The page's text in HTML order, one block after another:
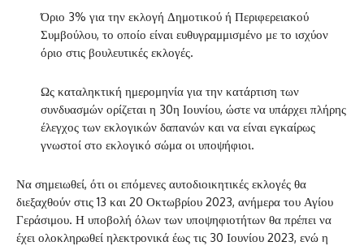
Όριο 3% για την εκλογή Δημοτικού ή Περιφερειακού
Συμβούλου, το οποίο είναι ευθυγραμμισμένο με το ισχύον
όριο στις βουλευτικές εκλογές.
Ως καταληκτική ημερομηνία για την κατάρτιση των
συνδυασμών ορίζεται η 30η Ιουνίου, ώστε να υπάρχει πλήρης
έλεγχος των εκλογικών δαπανών και να είναι εγκαίρως
γνωστοί στο εκλογικό σώμα οι υποψήφιοι.
Να σημειωθεί, ότι οι επόμενες αυτοδιοικητικές εκλογές θα
διεξαχθούν στις 13 και 20 Οκτωβρίου 2023, ανήμερα του Αγίου
Γεράσιμου. Η υποβολή όλων των υποψηφιοτήτων θα πρέπει να
έχει ολοκληρωθεί ηλεκτρονικά έως τις 30 Ιουνίου 2023, ενώ η